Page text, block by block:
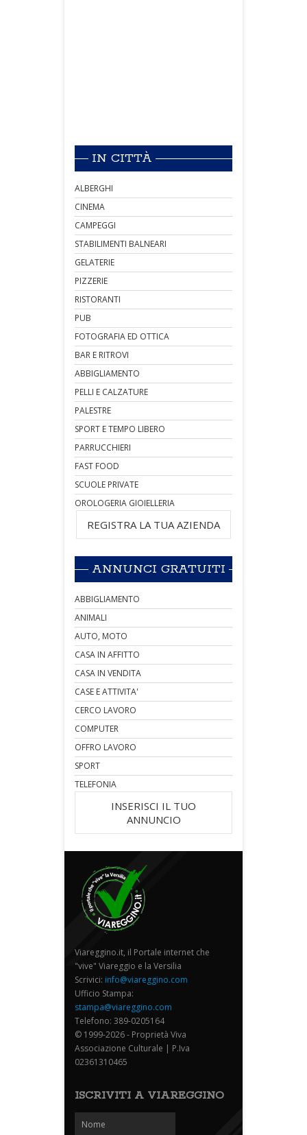
IN CITTÀ
ALBERGHI
CINEMA
CAMPEGGI
STABILIMENTI BALNEARI
GELATERIE
PIZZERIE
RISTORANTI
PUB
FOTOGRAFIA ED OTTICA
BAR E RITROVI
ABBIGLIAMENTO
PELLI E CALZATURE
PALESTRE
SPORT E TEMPO LIBERO
PARRUCCHIERI
FAST FOOD
SCUOLE PRIVATE
OROLOGERIA GIOIELLERIA
REGISTRA LA TUA AZIENDA
ANNUNCI GRATUITI
ABBIGLIAMENTO
ANIMALI
AUTO, MOTO
CASA IN AFFITTO
CASA IN VENDITA
CASE E ATTIVITA'
CERCO LAVORO
COMPUTER
OFFRO LAVORO
SPORT
TELEFONIA
INSERISCI IL TUO
ANNUNCIO
Viareggino.it, il Portale internet che
"vive" Viareggio e la Versilia
Scrivici: info@viareggino.com
Ufficio Stampa:
stampa@viareggino.com
Telefono: 389-0205164
© 1999-2026 - Proprietà Viva
Associazione Culturale | P.Iva
02361310465
ISCRIVITI A VIAREGGINO